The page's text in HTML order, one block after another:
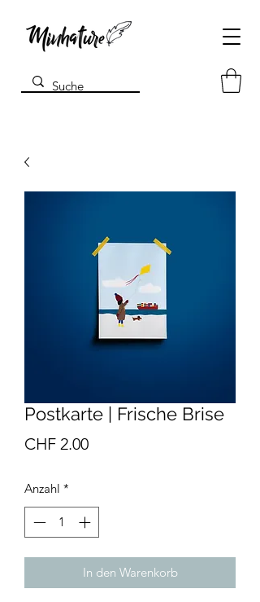
Postkarte | Frische Brise
CHF 2.00Preis
Anzahl *
In den Warenkorb